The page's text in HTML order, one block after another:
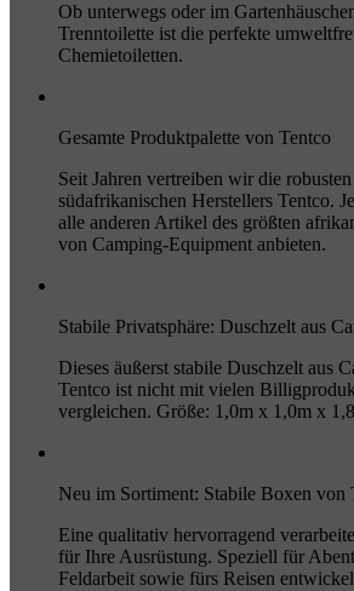
Ob unterwegs oder im
Trenntoilette ist die perfekte
Chemietoiletten.
Gesamte Produktpalette von Tentco
Seit Jahren vertreiben wir die
südafrikanischen Herstellers Tentco.
alle anderen Artikel des größten
von Camping-Equipment anbieten.
Stabile Privatsphäre: Duschzelt aus
Dieses äußerst stabile Duschzelt aus
Tentco ist nicht mit vielen
vergleichen. Größe: 1,0m x 1,0m x
Neu im Sortiment: Stabile Boxen von
Eine qualitativ hervorragend
für Ihre Ausrüstung. Speziell für
Feldarbeit sowie fürs Reisen